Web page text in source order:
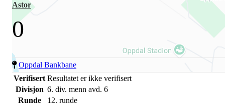
Astor
0
Oppdal Bankbane
Verifisert Resultatet er ikke verifisert
Divisjon 6. div. menn avd. 6
Runde
12. runde